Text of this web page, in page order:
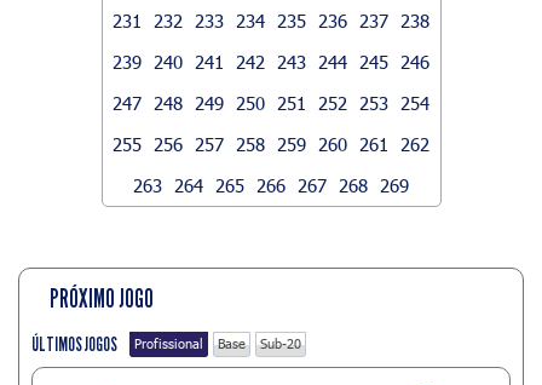
231
232 233 234 235 236 237
238
239
240 241 242 243 244 245
246
247
248 249 250 251 252 253
254
255
256 257 258 259 260 261
262
263
264 265 266 267 268 269
PRÓXIMO JOGO
ÚLTIMOS JOGOS Profissional Base Sub-20